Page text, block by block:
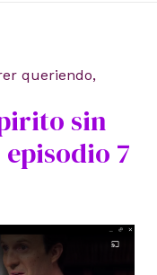
queriendo,
sin
7